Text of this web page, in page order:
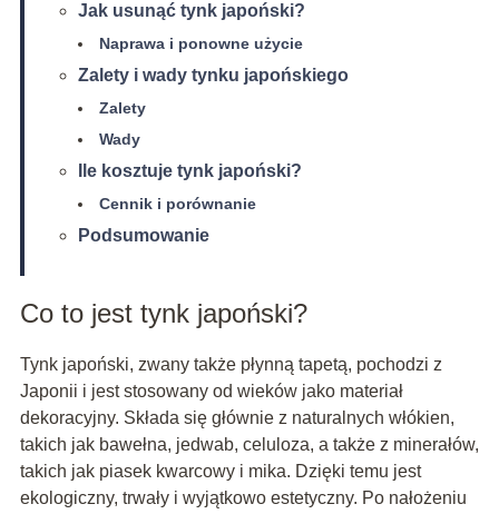
Jak usunąć tynk japoński?
Naprawa i ponowne użycie
Zalety i wady tynku japońskiego
Zalety
Wady
Ile kosztuje tynk japoński?
Cennik i porównanie
Podsumowanie
Co to jest tynk japoński?
Tynk japoński, zwany także płynną tapetą, pochodzi z
Japonii i jest stosowany od wieków jako materiał
dekoracyjny. Składa się głównie z naturalnych włókien,
takich jak bawełna, jedwab, celuloza, a także z minerałów,
takich jak piasek kwarcowy i mika. Dzięki temu jest
ekologiczny, trwały i wyjątkowo estetyczny. Po nałożeniu